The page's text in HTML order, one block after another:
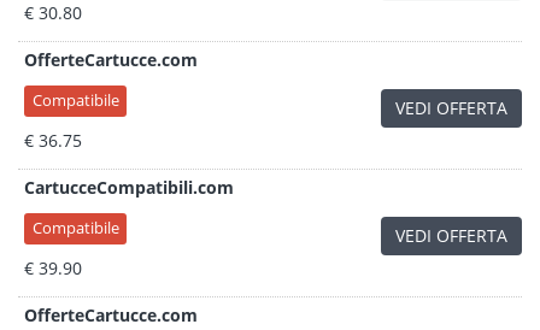
€ 30.80
OfferteCartucce.com
Compatibile
€ 36.75
VEDI OFFERTA
CartucceCompatibili.com
Compatibile
€ 39.90
VEDI OFFERTA
OfferteCartucce.com